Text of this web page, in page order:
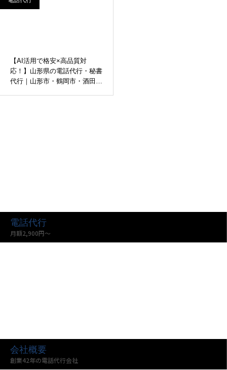
【AI活用で格安×高品質対
応！】山形県の電話代行・秘書
代行｜山形市・鶴岡市・酒田市
電話代行
月額2,900円〜
会社概要
創業42年の電話代行会社